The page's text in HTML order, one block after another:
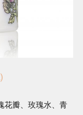
花瓣、玫瑰水、青